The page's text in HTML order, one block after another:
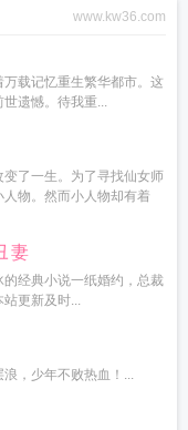
www.kw36.com
载记忆重生繁华都市。这
遗憾。待我重...
了一生。为了寻找仙女师
物。然而小人物却有着
妻
经典小说一纸婚约，总裁
更新及时...
，少年不败热血！...